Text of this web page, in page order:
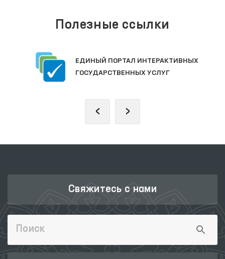
Полезные ссылки
ЕДИНЫЙ ПОРТАЛ ИНТЕРАКТИВНЫХ
ГОСУДАРСТВЕННЫХ УСЛУГ
‹ ›
Свяжитесь с нами